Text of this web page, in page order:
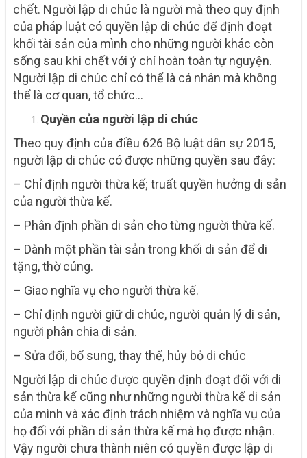
chết. Người lập di chúc là người mà theo quy định
của pháp luật có quyền lập di chúc để định đoạt
khối tài sản của mình cho những người khác còn
sống sau khi chết với ý chí hoàn toàn tự nguyện.
Người lập di chúc chỉ có thể là cá nhân mà không
thể là cơ quan, tổ chức…
Quyền của người lập di chúc
Theo quy định của điều 626 Bộ luật dân sự 2015,
người lập di chúc có được những quyền sau đây:
– Chỉ định người thừa kế; truất quyền hưởng di sản
của người thừa kế.
– Phân định phần di sản cho từng người thừa kế.
– Dành một phần tài sản trong khối di sản để di
tặng, thờ cúng.
– Giao nghĩa vụ cho người thừa kế.
– Chỉ định người giữ di chúc, người quản lý di sản,
người phân chia di sản.
– Sửa đổi, bổ sung, thay thế, hủy bỏ di chúc
Người lập di chúc được quyền định đoạt đối với di
sản thừa kế cũng như những người thừa kế di sản
của mình và xác định trách nhiệm và nghĩa vụ của
họ đối với phần di sản thừa kế mà họ được nhận.
Vậy người chưa thành niên có quyền được lập di